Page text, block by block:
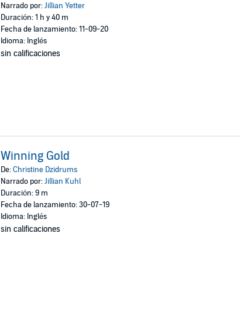
Narrado por:Jillian Yetter
Duración: 1 h y 40 m
Fecha de lanzamiento: 11-09-20
Idioma: Inglés
sin calificaciones
Winning Gold
De:Christine Dzidrums
Narrado por:Jillian Kuhl
Duración: 9 m
Fecha de lanzamiento: 30-07-19
Idioma: Inglés
sin calificaciones